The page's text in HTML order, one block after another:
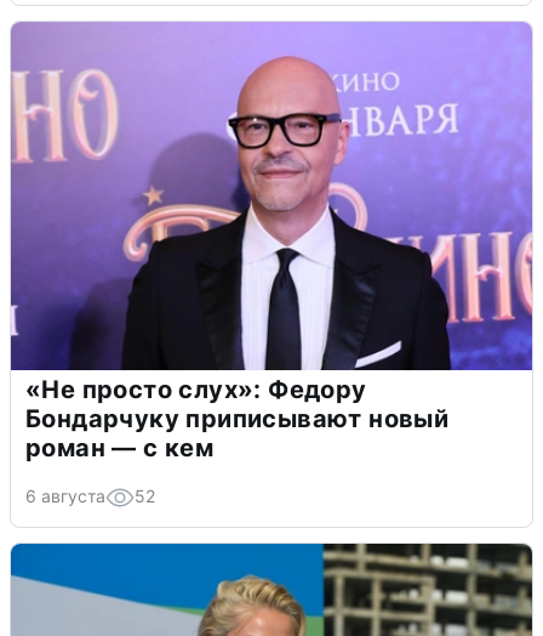
«Не просто слух»: Федору
Бондарчуку приписывают новый
роман — с кем
6 августа 52